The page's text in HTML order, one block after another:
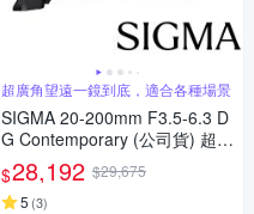
超廣角望遠一鏡到底，適合各種場景
SIGMA 20-200mm F3.5-6.3 D
G Contemporary (公司貨) 超廣
角變焦鏡頭 旅遊鏡 全片幅無反
微單眼鏡頭
$28,192 $29,675
5 (3)